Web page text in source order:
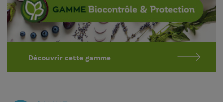
Découvrir cette gamme